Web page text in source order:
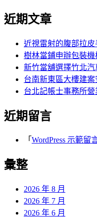
導
覽
章:
文
關
近期文章
近視雷射的腹部拉
樹林當鋪申辦包裝
新竹當舖選擇竹北
台南新東區大樓建
台北記帳士事務所營
近期留言
「 WordPress 示範留
彙整
2026 年 8 月
2026 年 7 月
2026 年 6 月